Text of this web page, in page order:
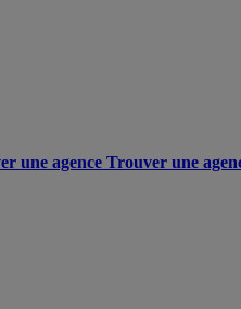
une agence Trouver une